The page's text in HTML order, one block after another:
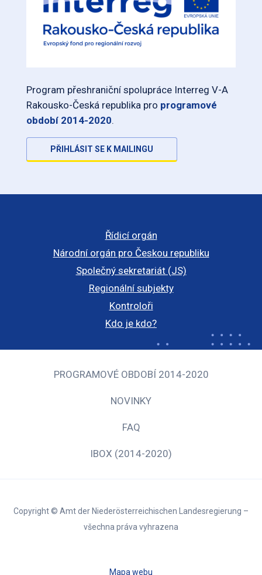
Program přeshraniční spolupráce Interreg V-A
Rakousko-Česká republika pro programové
období 2014-2020.
PŘIHLÁSIT SE K MAILINGU
Řídicí orgán
Národní orgán pro Českou republiku
Společný sekretariát (JS)
Regionální subjekty
Kontroloři
Kdo je kdo?
PROGRAMOVÉ OBDOBÍ 2014-2020
NOVINKY
FAQ
IBOX (2014-2020)
Copyright © Amt der Niederösterreichischen Landesregierung –
všechna práva vyhrazena
Mapa webu